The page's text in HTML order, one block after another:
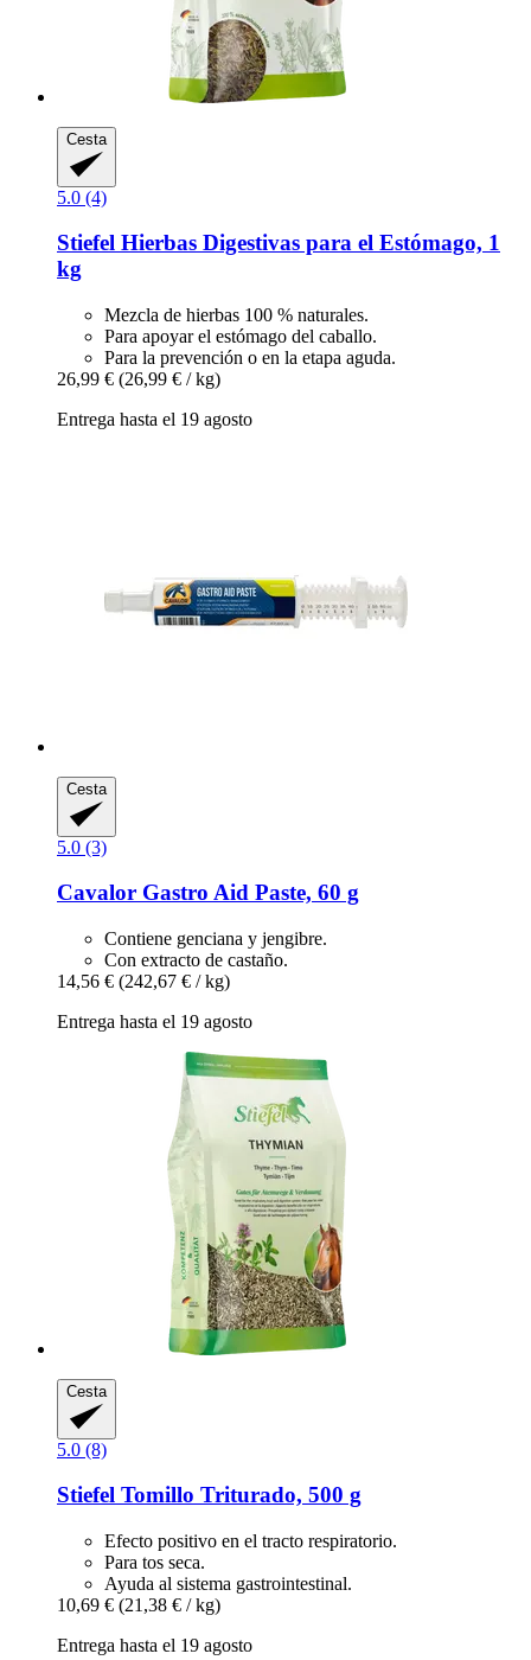
Cesta
5.0 (4)
Stiefel Hierbas Digestivas para el Estómago, 1
kg
Mezcla de hierbas 100 % naturales.
Para apoyar el estómago del caballo.
Para la prevención o en la etapa aguda.
26,99 € (26,99 € / kg)
Entrega hasta el 19 agosto
Cesta
5.0 (3)
Cavalor Gastro Aid Paste, 60 g
Contiene genciana y jengibre.
Con extracto de castaño.
14,56 € (242,67 € / kg)
Entrega hasta el 19 agosto
Cesta
5.0 (8)
Stiefel Tomillo Triturado, 500 g
Efecto positivo en el tracto respiratorio.
Para tos seca.
Ayuda al sistema gastrointestinal.
10,69 € (21,38 € / kg)
Entrega hasta el 19 agosto